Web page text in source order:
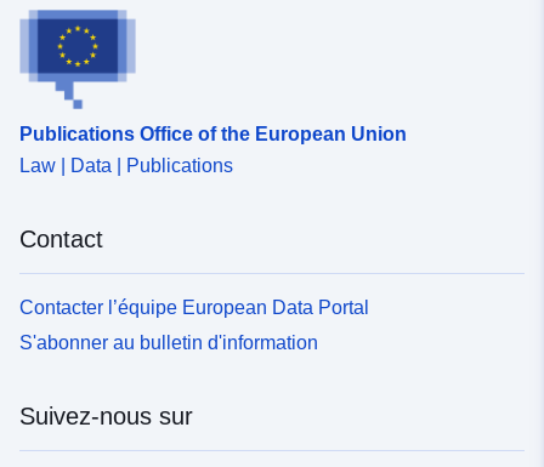
Publications Office of the European Union
Law | Data | Publications
Contact
Contacter l’équipe European Data Portal
S'abonner au bulletin d'information
Suivez-nous sur